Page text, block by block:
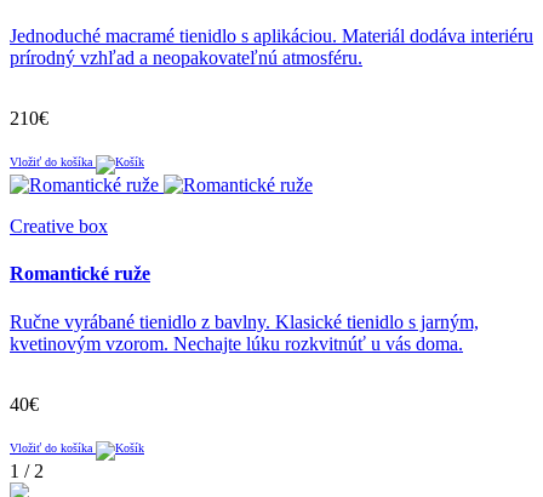
Jednoduché macramé tienidlo s aplikáciou. Materiál dodáva interiéru
prírodný vzhľad a neopakovateľnú atmosféru.
210€
Vložiť do košíka
Creative box
Romantické ruže
Ručne vyrábané tienidlo z bavlny. Klasické tienidlo s jarným,
kvetinovým vzorom. Nechajte lúku rozkvitnúť u vás doma.
40€
Vložiť do košíka
1 / 2